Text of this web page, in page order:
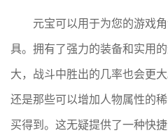
元宝可以用于为您的游戏
具。拥有了强力的装备和实用
大，战斗中胜出的几率也会更
还是那些可以增加人物属性的
买得到。这无疑提供了一种快